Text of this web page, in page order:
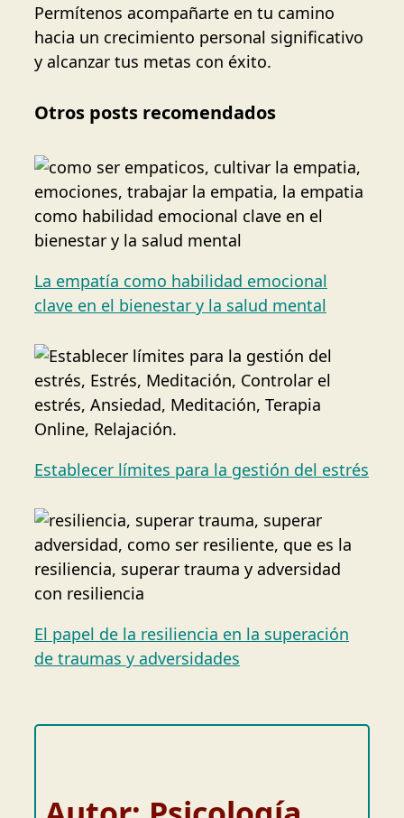
Permítenos acompañarte en tu camino
hacia un crecimiento personal significativo
y alcanzar tus metas con éxito.
Otros posts recomendados
La empatía como habilidad emocional
clave en el bienestar y la salud mental
Establecer límites para la gestión del estrés
El papel de la resiliencia en la superación
de traumas y adversidades